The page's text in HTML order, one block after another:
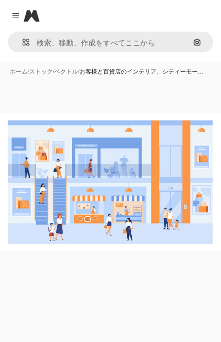
Close menu
Magnific
画像で
ホーム/ストック/ベクトル/お客様と百貨店のインテリア。シティーモー…